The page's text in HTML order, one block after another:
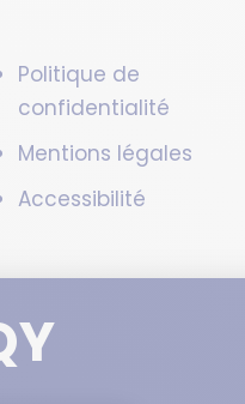
Politique de
confidentialité
Mentions légales
Accessibilité